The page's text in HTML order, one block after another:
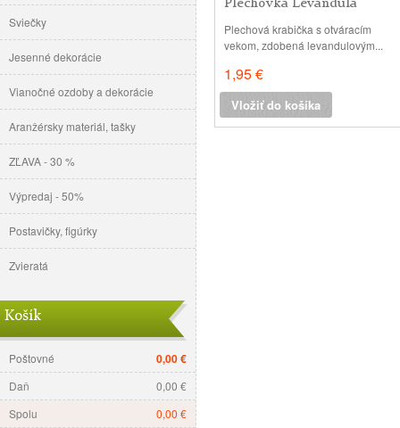
Sviečky
Jesenné dekorácie
Vianočné ozdoby a dekorácie
Aranžérsky materiál, tašky
ZĽAVA - 30 %
Výpredaj - 50%
Postavičky, figúrky
Zvieratá
Košík
0,00 €
Poštovné
0,00 €
Daň
0,00 €
Spolu
Plechovka Levandula
Plechová krabička s otváracím
vekom, zdobená levandulovým...
1,95 €
Vložiť do košíka